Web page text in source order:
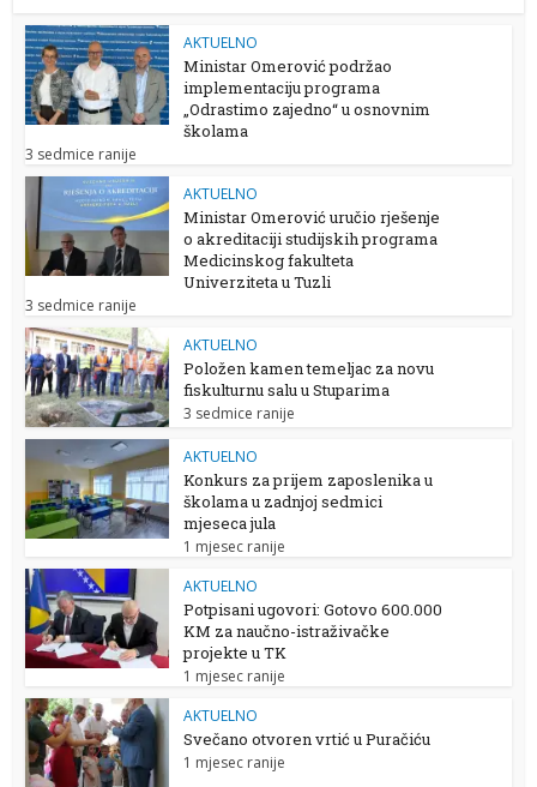
AKTUELNO
Ministar Omerović podržao
implementaciju programa
„Odrastimo zajedno“ u osnovnim
školama
3 sedmice ranije
AKTUELNO
Ministar Omerović uručio rješenje
o akreditaciji studijskih programa
Medicinskog fakulteta
Univerziteta u Tuzli
3 sedmice ranije
AKTUELNO
Položen kamen temeljac za novu
fiskulturnu salu u Stuparima
3 sedmice ranije
AKTUELNO
Konkurs za prijem zaposlenika u
školama u zadnjoj sedmici
mjeseca jula
1 mjesec ranije
AKTUELNO
Potpisani ugovori: Gotovo 600.000
KM za naučno-istraživačke
projekte u TK
1 mjesec ranije
AKTUELNO
Svečano otvoren vrtić u Puračiću
1 mjesec ranije